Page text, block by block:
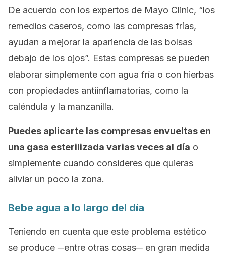
De acuerdo con los expertos de Mayo Clinic, “los
remedios caseros, como las compresas frías,
ayudan a mejorar la apariencia de las bolsas
debajo de los ojos”. Estas compresas se pueden
elaborar simplemente con agua fría o con hierbas
con propiedades antiinflamatorias, como la
caléndula y la manzanilla.
Puedes aplicarte las compresas envueltas en
una gasa esterilizada varias veces al día o
simplemente cuando consideres que quieras
aliviar un poco la zona.
Bebe agua a lo largo del día
Teniendo en cuenta que este problema estético
se produce ─entre otras cosas─ en gran medida